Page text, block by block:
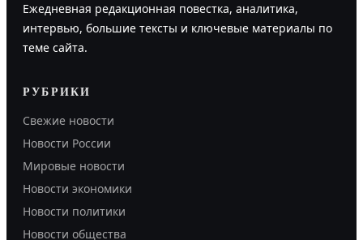
Ежедневная редакционная повестка, аналитика,
интервью, большие тексты и ключевые материалы по
теме сайта.
РУБРИКИ
Свежие новости
Новости России
Мировые новости
Новости экономики
Новости политики
Новости общества